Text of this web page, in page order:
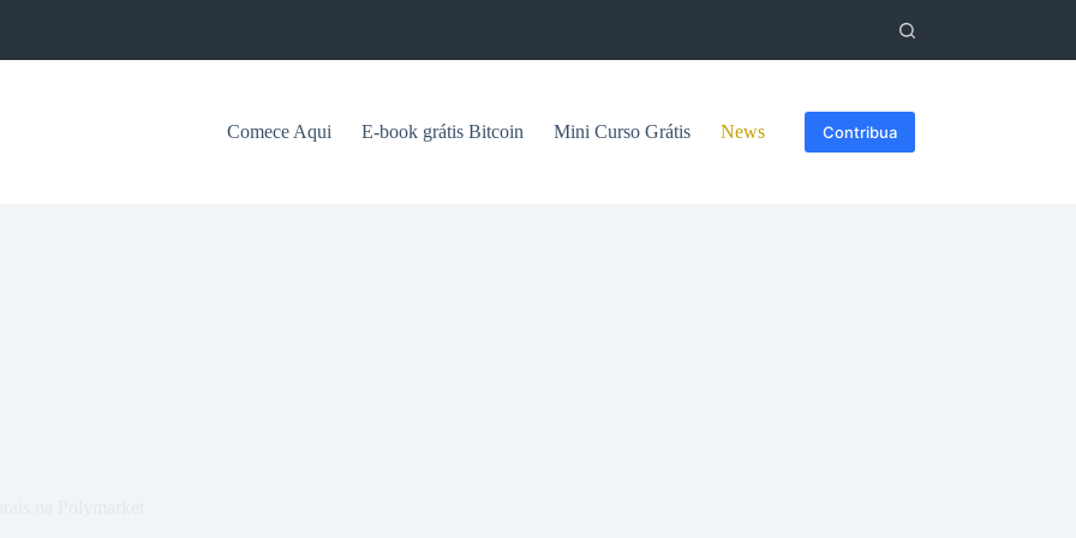
Comece Aqui E-book grátis Bitcoin Mini Curso Grátis News Contribua